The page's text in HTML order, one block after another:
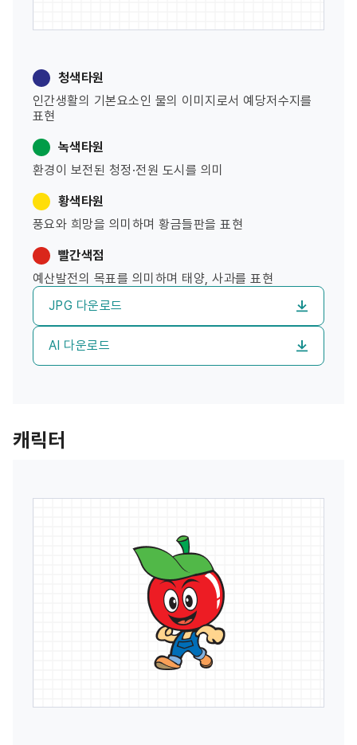
청색타원
인간생활의 기본요소인 물의 이미지로서 예당저수지를
표현
녹색타원
환경이 보전된 청정·전원 도시를 의미
황색타원
풍요와 희망을 의미하며 황금들판을 표현
빨간색점
예산발전의 목표를 의미하며 태양, 사과를 표현
JPG 다운로드
AI 다운로드
캐릭터